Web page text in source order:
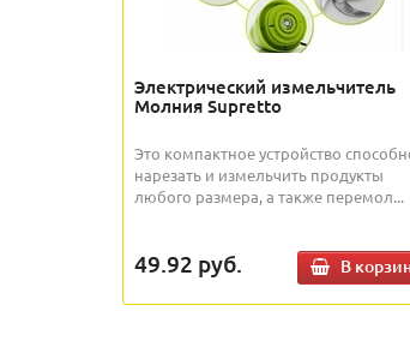
Электрический измельчитель
Молния Supretto
Это компактное устройство
нарезать и измельчить продукты
любого размера, а также перемол...
49.92 руб. В